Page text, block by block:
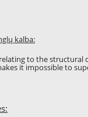
kalba:
to the structural
it impossible to